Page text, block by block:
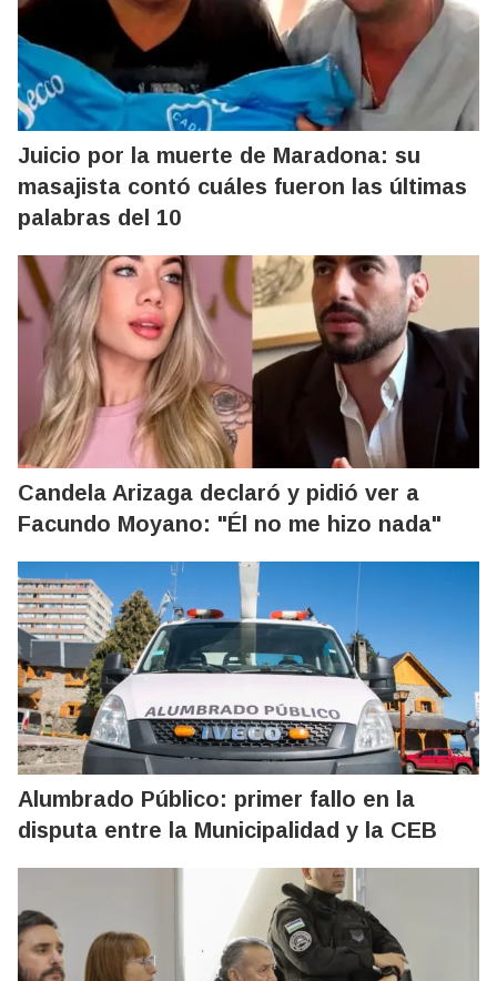
Juicio por la muerte de Maradona: su
masajista contó cuáles fueron las últimas
palabras del 10
Candela Arizaga declaró y pidió ver a
Facundo Moyano: "Él no me hizo nada"
Alumbrado Público: primer fallo en la
disputa entre la Municipalidad y la CEB